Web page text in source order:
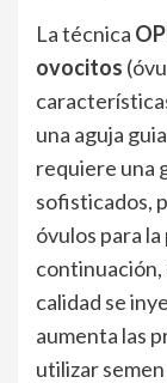
La técnica
ovocitos
una aguja
requiere una
sofisticados,
óvulos para
continuación,
calidad se
aumenta las
utilizar